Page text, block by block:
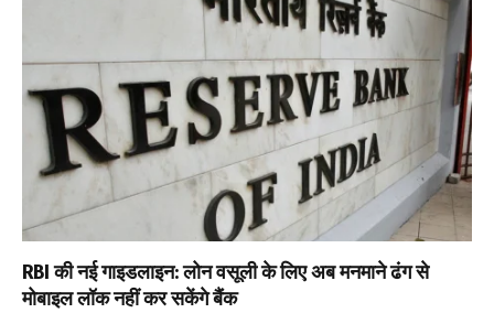
RBI की नई गाइडलाइन: लोन वसूली के लिए अब मनमाने ढंग से
मोबाइल लॉक नहीं कर सकेंगे बैंक